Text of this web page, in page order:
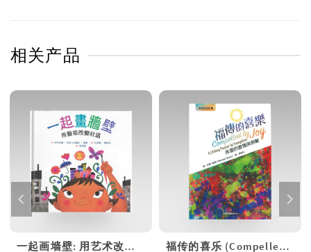
相关产品
一起画墙壁: 用艺术改变社区 (港版) 福传的喜乐 (Compelled by Joy)